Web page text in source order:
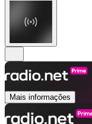
Mais informações